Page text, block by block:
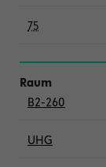
75
B2-260
UHG